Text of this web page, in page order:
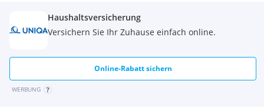
Haushaltsversicherung
Versichern Sie Ihr Zuhause einfach online.
Online-Rabatt sichern
WERBUNG